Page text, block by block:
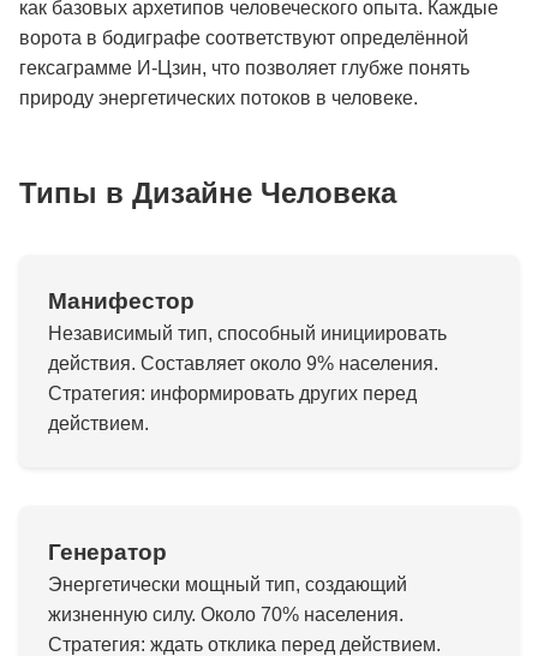
как базовых архетипов человеческого опыта. Каждые
ворота в бодиграфе соответствуют определённой
гексаграмме И-Цзин, что позволяет глубже понять
природу энергетических потоков в человеке.
Типы в Дизайне Человека
Манифестор
Независимый тип, способный инициировать
действия. Составляет около 9% населения.
Стратегия: информировать других перед
действием.
Генератор
Энергетически мощный тип, создающий
жизненную силу. Около 70% населения.
Стратегия: ждать отклика перед действием.